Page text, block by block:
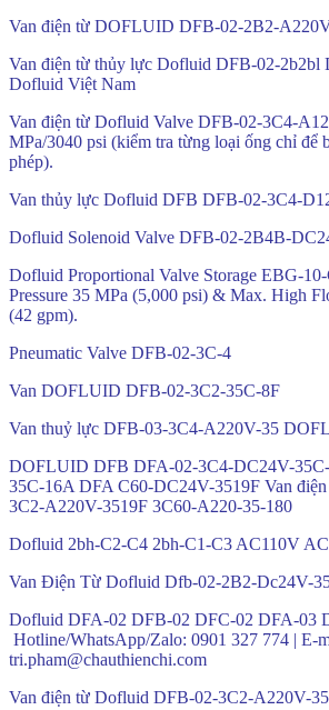
Van điện từ DOFLUID DFB-02-2B2-
Van điện từ thủy lực Dofluid DFB-02-2b2bl
Dofluid Việt Nam
Van điện từ Dofluid Valve DFB-02-3C4-
MPa/3040 psi (kiểm tra từng loại ống chỉ để
phép).
Van thủy lực Dofluid DFB DFB-02-3C4-
Dofluid Solenoid Valve DFB-02-2B4B-
Dofluid Proportional Valve Storage EBG-
Pressure 35 MPa (5,000 psi) & Max. High
(42 gpm).
Pneumatic Valve DFB-02-3C-4
Van DOFLUID DFB-02-3C2-35C-8F
Van thuỷ lực DFB-03-3C4-A220V-35
DOFLUID DFB DFA-02-3C4-DC24V-
35C-16A DFA C60-DC24V-3519F Van
3C2-A220V-3519F 3C60-A220-35-180
Dofluid 2bh-C2-C4 2bh-C1-C3 AC110V
Van Điện Từ Dofluid Dfb-02-2B2-Dc24V-
Dofluid DFA-02 DFB-02 DFC-02 DFA-03
Hotline/WhatsApp/Zalo: 0901 327 774 | E-
tri.pham@chauthienchi.com
Van điện từ Dofluid DFB-02-3C2-A220V-